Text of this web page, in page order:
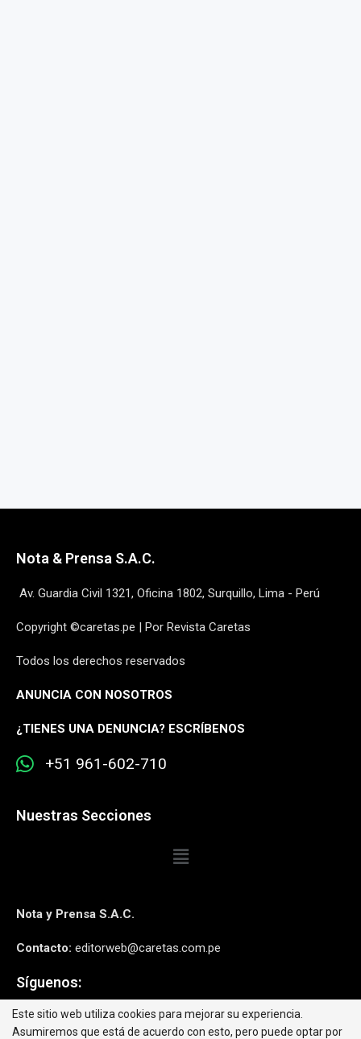
Nota & Prensa S.A.C.
Av. Guardia Civil 1321, Oficina 1802, Surquillo, Lima - Perú
Copyright ©caretas.pe | Por Revista Caretas
Todos los derechos reservados
ANUNCIA CON NOSOTROS
¿TIENES UNA DENUNCIA? ESCRÍBENOS
+51 961-602-710
Nuestras Secciones
Nota y Prensa S.A.C.
Contacto: editorweb@caretas.com.pe
Síguenos:
Este sitio web utiliza cookies para mejorar su experiencia.
Asumiremos que está de acuerdo con esto, pero puede optar por